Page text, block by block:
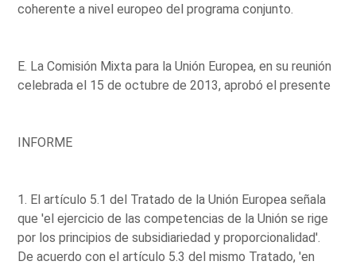
coherente a nivel europeo del programa conjunto.
E. La Comisión Mixta para la Unión Europea, en su reunión
celebrada el 15 de octubre de 2013, aprobó el presente
INFORME
1. El artículo 5.1 del Tratado de la Unión Europea señala
que 'el ejercicio de las competencias de la Unión se rige
por los principios de subsidiariedad y proporcionalidad'.
De acuerdo con el artículo 5.3 del mismo Tratado, 'en